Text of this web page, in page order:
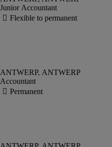
Junior Accountant
Accountant